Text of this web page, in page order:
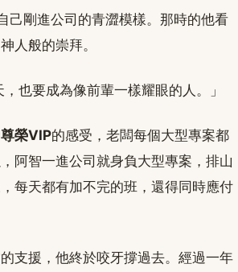
己剛進公司的青澀模樣。那時的他看
人般的崇拜。
也要成為像前輩一樣耀眼的人。」
尊榮VIP的感受，老闆每個大型專案都
阿智一進公司就身負大型專案，排山
每天都有加不完的班，還得同時應付
支援，他終於咬牙撐過去。經過一年